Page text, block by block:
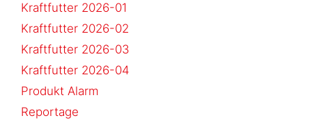
Kraftfutter 2026-01
Kraftfutter 2026-02
Kraftfutter 2026-03
Kraftfutter 2026-04
Produkt Alarm
Reportage